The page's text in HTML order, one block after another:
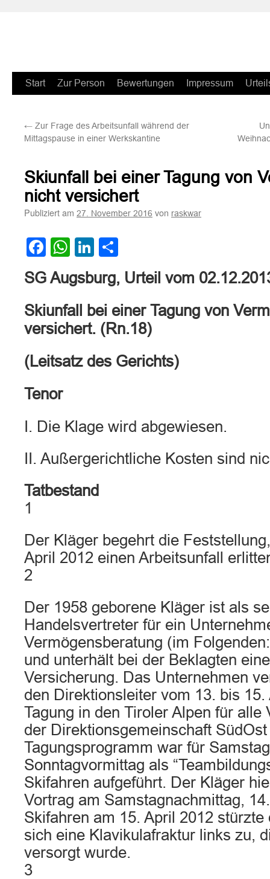
Zum
springen
Start Zur Person Bewertungen Impressum
← Zur Frage des Arbeitsunfall während der
Mittagspause in einer Werkskantine
Skiunfall bei einer Tagung von
nicht versichert
Publiziert am 27. November 2016 von raskwar
Facebook
WhatsApp
LinkedIn
SG Augsburg, Urteil vom
Skiunfall bei einer Tagung von
versichert. (Rn.18)
(Leitsatz des Gerichts)
Tenor
I. Die Klage wird abgewiesen.
II. Außergerichtliche Kosten sind
Tatbestand
1
Der Kläger begehrt die
April 2012 einen Arbeitsunfall
2
Der 1958 geborene Kläger ist als
Handelsvertreter für ein
Vermögensberatung (im
und unterhält bei der Beklagten
Versicherung. Das Unternehmen
den Direktionsleiter vom 13. bis 15.
Tagung in den Tiroler Alpen für alle
der Direktionsgemeinschaft
Tagungsprogramm war für
Sonntagvormittag als
Skifahren aufgeführt. Der Kläger
Vortrag am Samstagnachmittag,
Skifahren am 15. April 2012
sich eine Klavikulafraktur links zu,
versorgt wurde.
3